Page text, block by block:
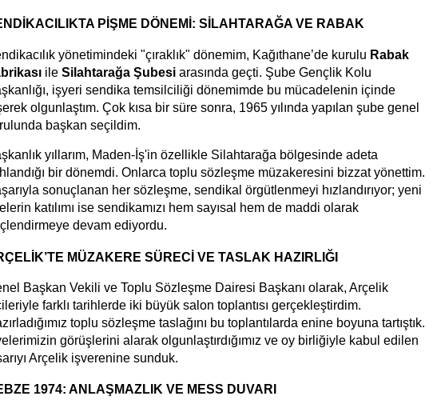
PİŞME DÖNEMİ: SİLAHTARAĞA VE RABAK
yönetimindeki "çıraklık" dönemim, Kağıthane’de kurulu Rabak
ile Silahtarağa Şubesi arasında geçti. Şube Gençlik Kolu
işyeri sendika temsilciliği dönemimde bu mücadelenin içinde
olgunlaştım. Çok kısa bir süre sonra, 1965 yılında yapılan şube genel
başkan seçildim.
yıllarım, Maden-İş'in özellikle Silahtarağa bölgesinde adeta
bir dönemdi. Onlarca toplu sözleşme müzakeresini bizzat yönettim.
sonuçlanan her sözleşme, sendikal örgütlenmeyi hızlandırıyor; yeni
katılımı ise sendikamızı hem sayısal hem de maddi olarak
devam ediyordu.
MÜZAKERE SÜRECİ VE TASLAK HAZIRLIĞI
Başkan Vekili ve Toplu Sözleşme Dairesi Başkanı olarak, Arçelik
farklı tarihlerde iki büyük salon toplantısı gerçekleştirdim.
toplu sözleşme taslağını bu toplantılarda enine boyuna tartıştık.
görüşlerini alarak olgunlaştırdığımız ve oy birliğiyle kabul edilen
Arçelik işverenine sunduk.
1974: ANLAŞMAZLIK VE MESS DUVARI